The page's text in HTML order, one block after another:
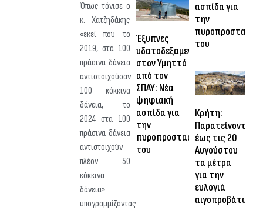
Όπως τόνισε ο
κ. Χατζηδάκης
«εκεί που το
2019, στα 100
πράσινα δάνεια
αντιστοιχούσαν
100 κόκκινα
δάνεια, το
2024 στα 100
πράσινα δάνεια
αντιστοιχούν
πλέον 50
κόκκινα
δάνεια»
υπογραμμίζοντας
Έξυπνες
υδατοδεξαμενές
στον Υμηττό
από τον
ΣΠΑΥ: Νέα
ψηφιακή
ασπίδα για
την
πυροπροστασία
του
ασπίδα για
την
πυροπροστασία
του
Κρήτη:
Παρατείνονται
έως τις 20
Αυγούστου
τα μέτρα
για την
ευλογιά
αιγοπροβάτων